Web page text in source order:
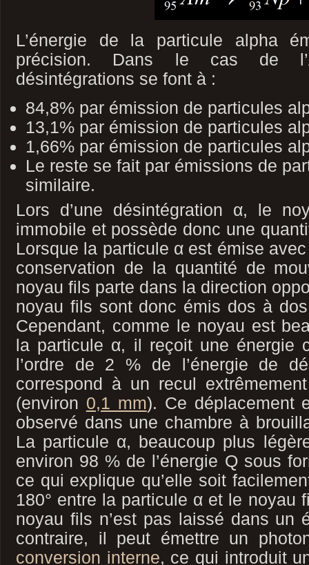
L’énergie de la particule alpha
précision. Dans le cas de
désintégrations se font à :
84,8% par émission de particules
13,1% par émission de particules
1,66% par émission de particules
Le reste se fait par émissions de
similaire.
Lors d’une désintégration α, le
immobile et possède donc une
Lorsque la particule α est émise
conservation de la quantité de
noyau fils parte dans la direction
noyau fils sont donc émis dos à
Cependant, comme le noyau est
la particule α, il reçoit une énergie
l’ordre de 2 % de l’énergie de
correspond à un recul
(environ 0,1 mm). Ce déplacement
observé dans une chambre à
La particule α, beaucoup plus
environ 98 % de l’énergie Q sous
ce qui explique qu’elle soit
180° entre la particule α et le noyau
noyau fils n’est pas laissé dans un
contraire, il peut émettre un
conversion interne, ce qui introduit